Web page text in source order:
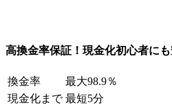
高換金率保証！現金化初心者に
換金率
最大98.9％
現金化まで 最短5分